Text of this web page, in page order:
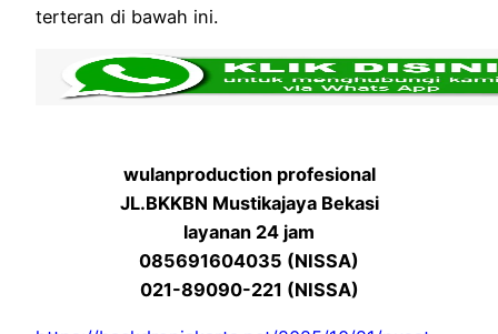
terteran di bawah ini.
wulanproduction profesional
JL.BKKBN Mustikajaya Bekasi
layanan 24 jam
085691604035 (NISSA)
021-89090-221 (NISSA)